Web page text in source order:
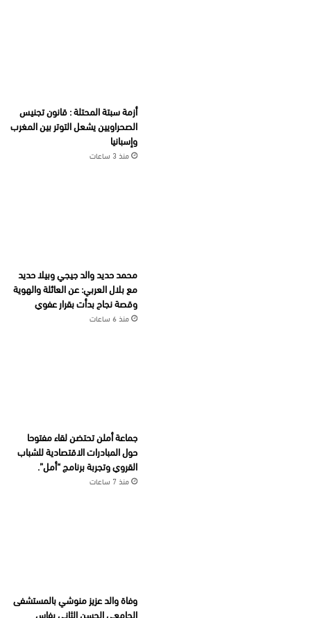
أزمة سبتة المحتلة : قانون تجنيس
الصحراويين يشعل التوتر بين المغرب
وإسبانيا
منذ 3 ساعات
محمد حديد والد جيجي وبيلا حديد
مع بلال العربي: عن العائلة والهوية
وقصة نجاح بدأت بقرار عفوي
منذ 6 ساعات
جماعة أملن تحتضن لقاء مفتوحا
حول المبادرات الاقتصادية للشباب
القروي وتجربة برنامج “أمل”.
منذ 7 ساعات
وفاة والد عزيز منوشي بالمستشفى
الجامعي الحسن الثاني بفاس